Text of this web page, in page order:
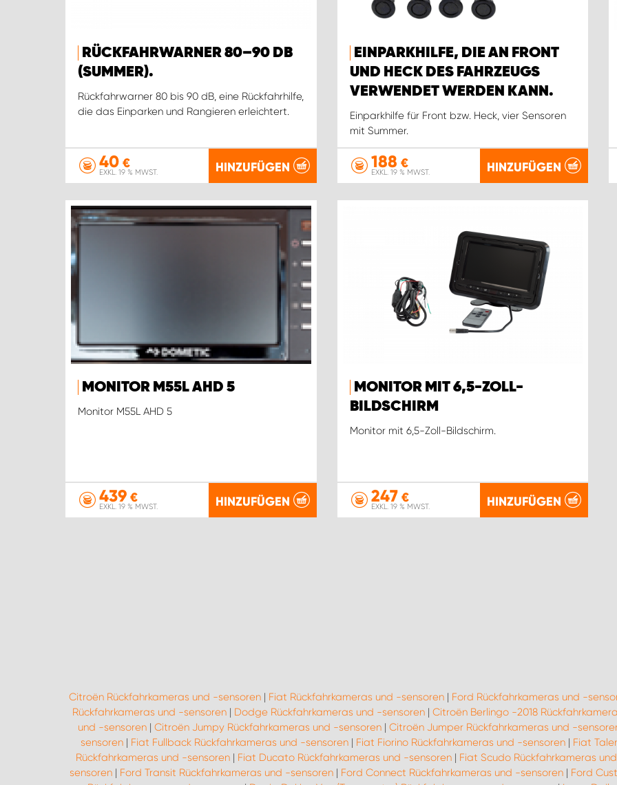
RÜCKFAHRWARNER 80–90 DB
(SUMMER).
Rückfahrwarner 80 bis 90 dB, eine Rückfahrhilfe,
die das Einparken und Rangieren erleichtert.
40 €
EXKL. 19 % MWST. HINZUFÜGEN
EINPARKHILFE, DIE AN FRONT
UND HECK DES FAHRZEUGS
VERWENDET WERDEN KANN.
Einparkhilfe für Front bzw. Heck, vier Sensoren
mit Summer.
188 €
EXKL. 19 % MWST. HINZUFÜGEN
MONITOR M55L AHD 5
Monitor M55L AHD 5
439 €
EXKL. 19 % MWST. HINZUFÜGEN
MONITOR MIT 6,5-ZOLL-
BILDSCHIRM
Monitor mit 6,5-Zoll-Bildschirm.
247€
EXKL. 19 % MWST. HINZUFÜGEN
Citroën Rückfahrkameras und -sensoren| Fiat Rückfahrkameras und -sensoren| Ford Rückfahrkameras und -
Rückfahrkameras und -sensoren| Dodge Rückfahrkameras und -sensoren| Citroën Berlingo -2018
und -sensoren | Citroën Jumpy Rückfahrkameras und -sensoren | Citroën Jumper Rückfahrkameras und -
sensoren | Fiat Fullback Rückfahrkameras und -sensoren | Fiat Fiorino Rückfahrkameras und -sensoren | Fiat
Rückfahrkameras und -sensoren | Fiat Ducato Rückfahrkameras und -sensoren | Fiat Scudo Rückfahrkameras
sensoren| Ford Transit Rückfahrkameras und -sensoren| Ford Connect Rückfahrkameras und -sensoren| Ford